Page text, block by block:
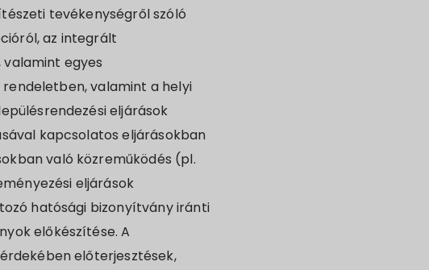
tevékenységről szóló
az integrált
egyes
rendeletben, valamint a helyi
eljárások
kapcsolatos eljárásokban
való közreműködés (pl.
eljárások
hatósági bizonyítvány iránti
előkészítése. A
előterjesztések,